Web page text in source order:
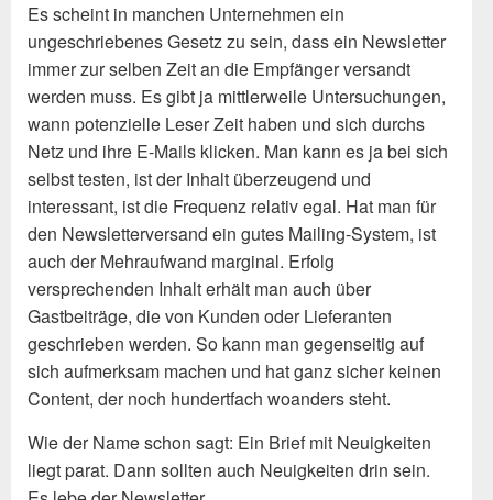
Es scheint in manchen Unternehmen ein
ungeschriebenes Gesetz zu sein, dass ein Newsletter
immer zur selben Zeit an die Empfänger versandt
werden muss. Es gibt ja mittlerweile Untersuchungen,
wann potenzielle Leser Zeit haben und sich durchs
Netz und ihre E-Mails klicken. Man kann es ja bei sich
selbst testen, ist der Inhalt überzeugend und
interessant, ist die Frequenz relativ egal. Hat man für
den Newsletterversand ein gutes Mailing-System, ist
auch der Mehraufwand marginal. Erfolg
versprechenden Inhalt erhält man auch über
Gastbeiträge, die von Kunden oder Lieferanten
geschrieben werden. So kann man gegenseitig auf
sich aufmerksam machen und hat ganz sicher keinen
Content, der noch hundertfach woanders steht.
Wie der Name schon sagt: Ein Brief mit Neuigkeiten
liegt parat. Dann sollten auch Neuigkeiten drin sein.